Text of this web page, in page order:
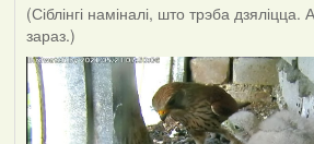
(Сіблінгі наміналі, што трэба дзяліцца.
зараз.)